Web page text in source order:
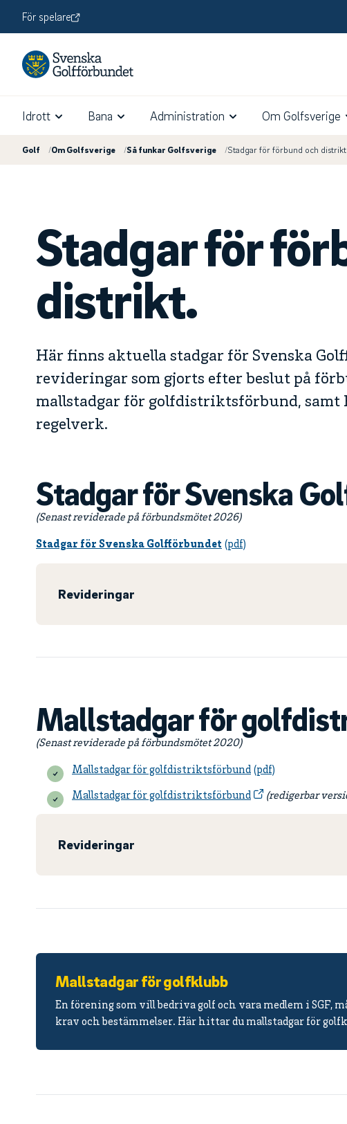
För spelare
Idrott Bana Administration Om Golfsverige
Golf /Om Golfsverige /Så funkar Golfsverige /Stadgar för förbund och distrikt
Stadgar för
distrikt.
Här finns aktuella stadgar för Svenska
revideringar som gjorts efter beslut på
mallstadgar för golfdistriktsförbund, samt
regelverk.
Stadgar för Svenska
(Senast reviderade på förbundsmötet 2026)
Stadgar för Svenska Golfförbundet
Revideringar
Mallstadgar för
(Senast reviderade på förbundsmötet 2020)
Mallstadgar för golfdistriktsförbund
Mallstadgar för golfdistriktsförbund (redigerbar
Revideringar
Mallstadgar för golfklubb
En förening som vill bedriva golf och vara medlem i SGF,
krav och bestämmelser. Här hittar du mallstadgar för